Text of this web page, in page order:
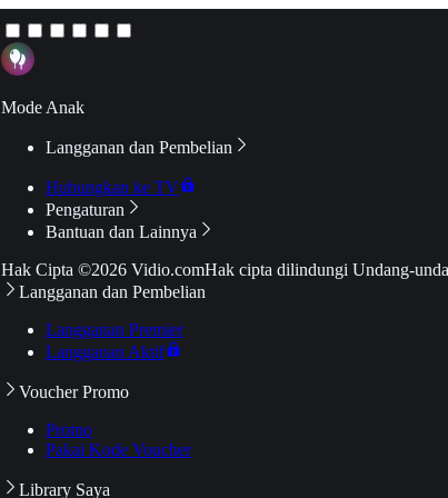
Mode Anak
Langganan dan Pembelian
Hubungkan ke TV
Pengaturan
Bantuan dan Lainnya
Hak Cipta ©2026 Vidio.comHak cipta dilindungi Undang-
Langganan dan Pembelian
Langganan Premier
Langganan Aktif
Voucher Promo
Promo
Pakai Kode Voucher
Library Saya